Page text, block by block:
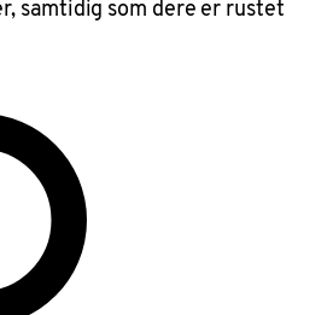
samtidig som dere er rustet